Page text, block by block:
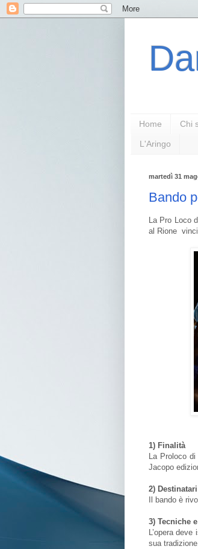
Home Chi
L'Aringo
martedì 31
Bando
La Pro Loco
al Rione
1) Finalità
La Proloco
Jacopo
2) Destinatari
Il bando è
3) Tecniche
L’opera
sua